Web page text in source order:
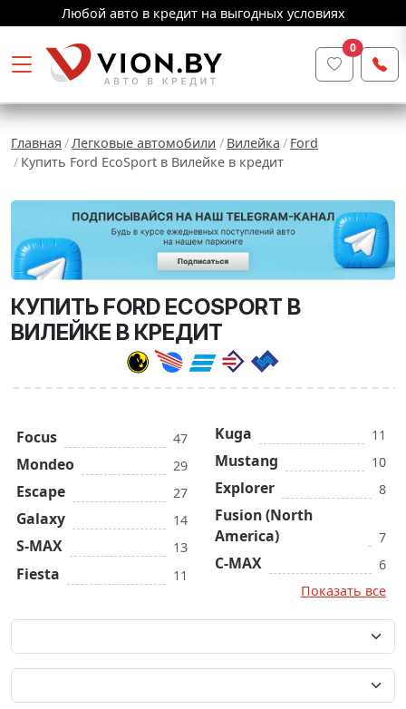
Любой авто в кредит на выгодных условиях
0
Главная Легковые автомобили Вилейка
Ford
Купить Ford EcoSport в Вилейке в кредит
КУПИТЬ FORD ECOSPORT В
ВИЛЕЙКЕ В КРЕДИТ
Focus 47
Mondeo 29
Escape 27
Galaxy 14
S-MAX 13
Fiesta 11
Kuga 11
Mustang 10
Explorer 8
Fusion (North
America)
7
C-MAX
6
Показать все